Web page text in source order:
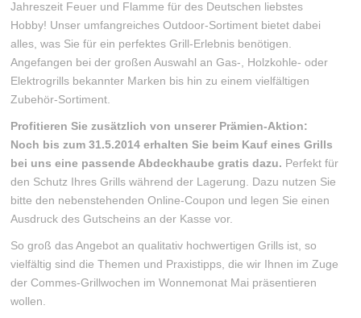
Jahreszeit Feuer und Flamme für des Deutschen liebstes
Hobby! Unser umfangreiches Outdoor-Sortiment bietet dabei
alles, was Sie für ein perfektes Grill-Erlebnis benötigen.
Angefangen bei der großen Auswahl an Gas-, Holzkohle- oder
Elektrogrills bekannter Marken bis hin zu einem vielfältigen
Zubehör-Sortiment.
Profitieren Sie zusätzlich von unserer Prämien-Aktion:
Noch bis zum 31.5.2014 erhalten Sie beim Kauf eines Grills
bei uns eine passende Abdeckhaube gratis dazu. Perfekt für
den Schutz Ihres Grills während der Lagerung. Dazu nutzen Sie
bitte den nebenstehenden Online-Coupon und legen Sie einen
Ausdruck des Gutscheins an der Kasse vor.
So groß das Angebot an qualitativ hochwertigen Grills ist, so
vielfältig sind die Themen und Praxistipps, die wir Ihnen im Zuge
der Commes-Grillwochen im Wonnemonat Mai präsentieren
wollen.